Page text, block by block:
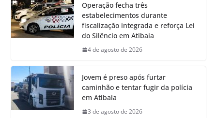
Operação fecha três
estabelecimentos durante
fiscalização integrada e reforça Lei
do Silêncio em Atibaia
4 de agosto de 2026
Jovem é preso após furtar
caminhão e tentar fugir da polícia
em Atibaia
3 de agosto de 2026